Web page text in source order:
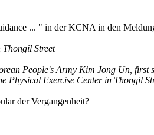
... " in der KCNA in den
Street
People's Army Kim Jong Un,
Physical Exercise Center in Thongil
der Vergangenheit?